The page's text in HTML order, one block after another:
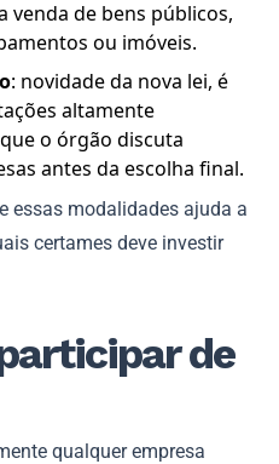
venda de bens públicos,
ou imóveis.
: novidade da nova lei, é
altamente
o órgão discuta
antes da escolha final.
essas modalidades ajuda a
certames deve investir
de
qualquer empresa